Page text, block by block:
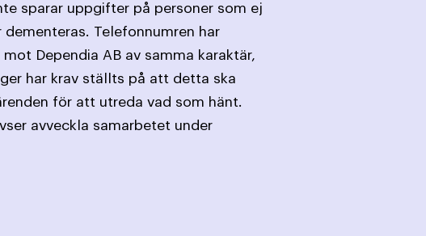
sparar uppgifter på personer som ej
Telefonnumren har
Dependia AB av samma karaktär,
har krav ställts på att detta ska
för att utreda vad som hänt.
avveckla samarbetet under